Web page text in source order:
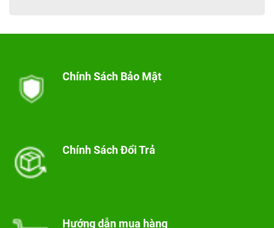
Chính Sách Bảo Mật
Chính Sách Đổi Trả
Hướng dẫn mua hàng